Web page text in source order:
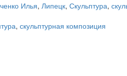
Илья, Липецк, Скульптура,
, скульптурная композиция